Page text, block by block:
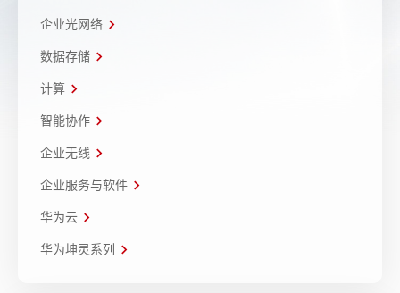
企业光网络
数据存储
计算
智能协作
企业无线
企业服务与软件
华为云
华为坤灵系列